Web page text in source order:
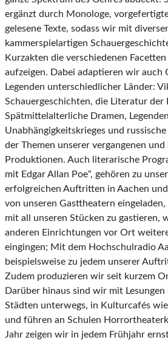
ergänzt durch Monologe,
gelesene Texte, sodass wir mit
kammerspielartigen
Kurzakten die verschiedenen
aufzeigen. Dabei adaptieren wir auch
Legenden unterschiedlicher Länder:
Schauergeschichten, die Literatur der
Spätmittelalterliche Dramen,
Unabhängigkeitskrieges und
der Themen unserer vergangenen und
Produktionen. Auch literarische
mit Edgar Allan Poe“, gehören zu
erfolgreichen Auftritten in Aachen
von unseren Gasttheatern
mit all unseren Stücken zu gastieren,
anderen Einrichtungen vor Ort
eingingen; Mit dem Hochschulradio
beispielsweise zu jedem unserer
Zudem produzieren wir seit kurzem
Darüber hinaus sind wir mit Lesungen
Städten unterwegs, in Kulturcafés
und führen an Schulen
Jahr zeigen wir in jedem Frühjahr